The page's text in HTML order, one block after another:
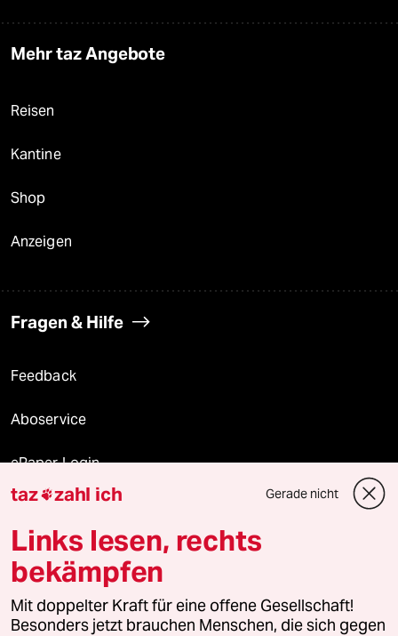
Mehr taz Angebote
Reisen
Kantine
Shop
Anzeigen
Fragen & Hilfe
Feedback
Aboservice
ePaper Login
Downloads für Abonnierende
© 2026 taz Verlags und Vertriebs GmbH
Alle Rechte vorbehalten. Bei rechtlichen Fragen oder für Genehmigungen
wenden Sie sich bitte an
lizenzen@taz.de
taz zahl ich Gerade nicht
Links lesen, rechts
bekämpfen
Mit doppelter Kraft für eine offene Gesellschaft!
Besonders jetzt brauchen Menschen, die sich gegen